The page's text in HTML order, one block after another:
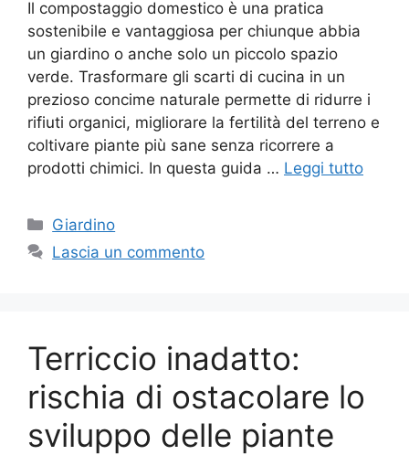
Il compostaggio domestico è una pratica
sostenibile e vantaggiosa per chiunque abbia
un giardino o anche solo un piccolo spazio
verde. Trasformare gli scarti di cucina in un
prezioso concime naturale permette di ridurre i
rifiuti organici, migliorare la fertilità del terreno e
coltivare piante più sane senza ricorrere a
prodotti chimici. In questa guida … Leggi tutto
Categorie
Giardino
Lascia un commento
Terriccio inadatto:
rischia di ostacolare lo
sviluppo delle piante